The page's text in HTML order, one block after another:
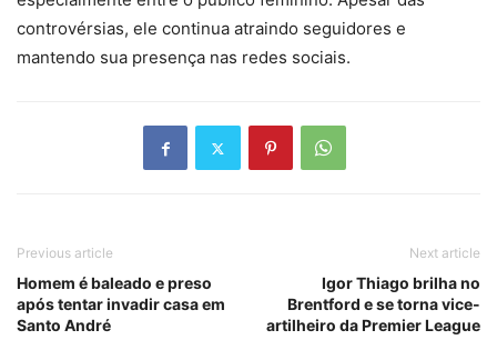
controvérsias, ele continua atraindo seguidores e
mantendo sua presença nas redes sociais.
Previous article
Homem é baleado e preso
após tentar invadir casa em
Santo André
Next article
Igor Thiago brilha no
Brentford e se torna vice-
artilheiro da Premier League